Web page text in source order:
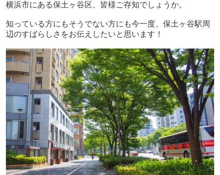
横浜市にある保土ヶ谷区、皆様ご存知でしょうか。
知っている方にもそうでない方にも今一度、保土ヶ谷駅周
辺のすばらしさをお伝えしたいと思います！